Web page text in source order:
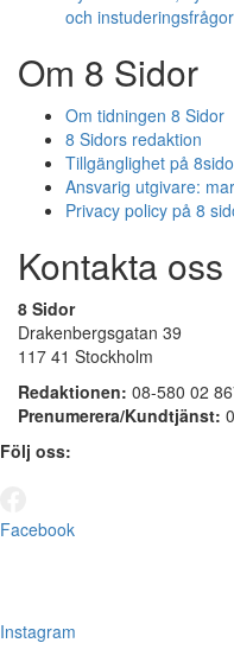
och
Om 8 Sidor
Om tidningen 8 Sidor
8 Sidors redaktion
Tillgänglighet på
Ansvarig utgivare:
Privacy policy på 8
Kontakta oss
8 Sidor
Drakenbergsgatan 39
117 41 Stockholm
Redaktionen: 08-580 02
Prenumerera/Kundtjänst:
Följ oss:
Facebook
Instagram